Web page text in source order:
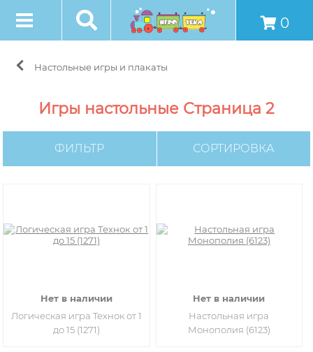
0
Настольные игры и плакаты
Игры настольные Страница 2
ФИЛЬТР СОРТИРОВКА
Нет в наличии
Логическая игра Технок от 1
до 15 (1271)
Нет в наличии
Настольная игра
Монополия (6123)